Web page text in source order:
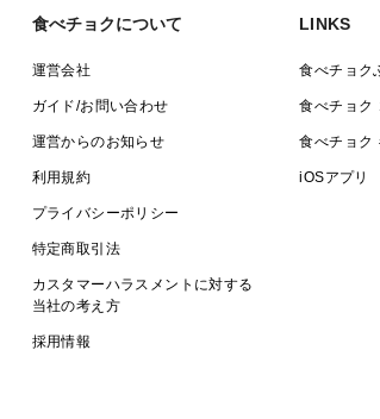
食べチョクについて
運営会社
ガイド/お問い合わせ
運営からのお知らせ
利用規約
プライバシーポリシー
特定商取引法
カスタマーハラスメントに対する
当社の考え方
採用情報
LINKS
食べチョク
食べチョク
食べチョク
iOSアプリ